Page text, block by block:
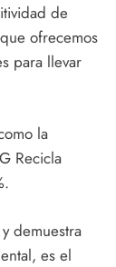
de
ofrecemos
para llevar
la
Recicla
demuestra
es el